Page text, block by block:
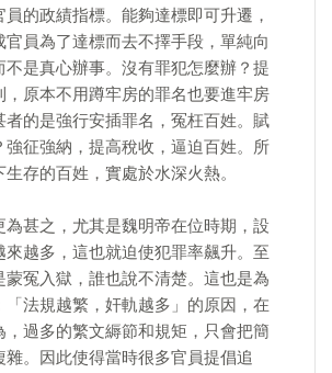
的政績指標。能夠達標即可升遷，
官員為了達標而去不擇手段，單純向
不是真心辦事。沒有罪犯怎麼辦？提
，原本不用蹲牢房的罪名也要進牢房
者的是強行安插罪名，冤枉百姓。賦
強征強納，提高稅收，逼迫百姓。所
存的百姓，實處於水深火熱。
為甚之，尤其是魏明帝在位時期，設
來越多，這也就迫使犯罪率飆升。至
蒙冤入獄，誰也說不清楚。這也是為
「法規越繁，奸軌越多」的原因，在
，過多的繁文縟節和規矩，只會把簡
雜。因此使得當時很多官員提倡追